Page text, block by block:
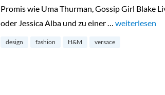
Promis wie Uma Thurman, Gossip Girl Blake
oder Jessica Alba und zu einer … „Versace for
weiterlesen
design fashion H&M versace